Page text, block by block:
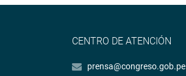
CENTRO DE ATENCIÓN
prensa@congreso.gob.pe